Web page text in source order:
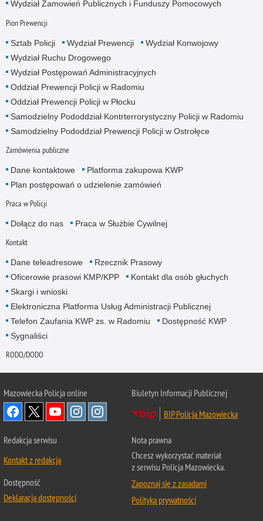
Wydział Zamowień Publicznych i Funduszy Pomocowych
Pion Prewencji
Sztab Policji Wydział Prewencji
Wydział Konwojowy
Wydział Ruchu Drogowego
Wydział Postępowań Administracyjnych
Oddział Prewencji Policji w Radomiu
Oddział Prewencji Policji w Płocku
Samodzielny Pododdział Kontrterrorystyczny Policji w Radomiu
Samodzielny Pododdział Prewencji Policji w Ostrołęce
Zamówienia publiczne
Dane kontaktowe
Platforma zakupowa KWP
Plan postępowań o udzielenie zamówień
Praca w Policji
Dołącz do nas Praca w Służbie Cywilnej
Kontakt
Dane teleadresowe
Rzecznik Prasowy
Oficerowie prasowi KMP/KPP
Kontakt dla osób głuchych
Skargi i wnioski
Elektroniczna Platforma Usług Administracji Publicznej
Telefon Zaufania KWP zs. w Radomiu
Dostępność KWP
Sygnaliści
RODO/DODO
Mazowiecka Policja online
Biuletyn Informacji Publicznej
BIP Policja Mazowiecka
Redakcja serwisu
Kontakt z redakcją
Dostępność
Deklaracja dostępności
Nota prawna
Chcesz wykorzystać materiał
z serwisu Policja Mazowiecka.
Zapoznaj się z zasadami
Polityka prywatności